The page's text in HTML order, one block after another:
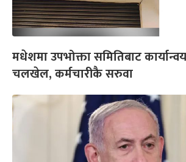
मधेशमा उपभोक्ता समितिबाट
चलखेल, कर्मचारीकै सरुवा